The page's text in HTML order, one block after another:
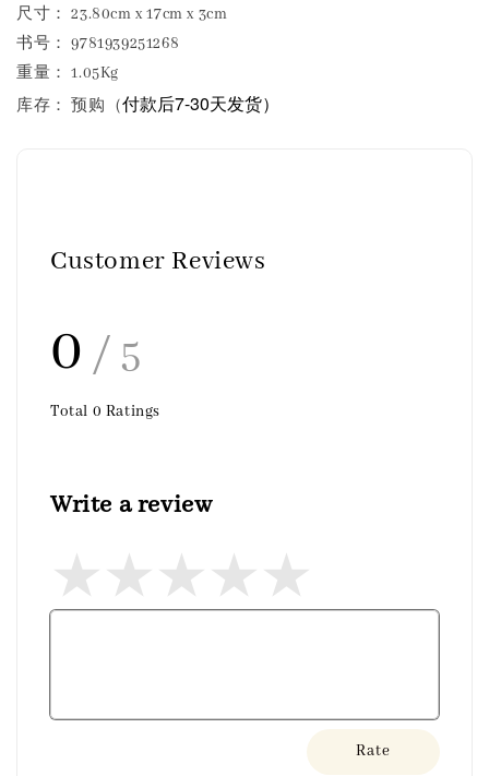
尺寸： 23.80cm x 17cm x 3cm
书号： 9781939251268
重量： 1.05Kg
库存： 预购（付款后7-30天发货）
Customer Reviews
0 / 5
Total 0 Ratings
Write a review
Rate